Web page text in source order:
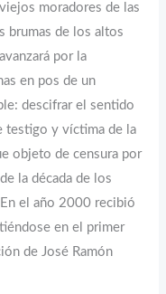
moradores de las
brumas de los altos
por la
en pos de un
descifrar el sentido
testigo y víctima de la
objeto de censura por
la década de los
el año 2000 recibió
en el primer
de José Ramón